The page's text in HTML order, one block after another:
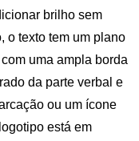
brilho sem
o texto tem um plano
uma ampla borda
da parte verbal e
ou um ícone
está em